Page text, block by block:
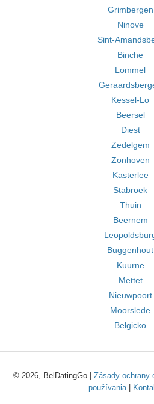
Grimbergen
Ninove
Sint-
Binche
Lommel
Kessel-Lo
Beersel
Diest
Zedelgem
Zonhoven
Kasterlee
Stabroek
Thuin
Beernem
Buggenhout
Kuurne
Mettet
Nieuwpoort
Moorslede
Belgicko
© 2026, BelDatingGo | Zásady ochrany
používania|